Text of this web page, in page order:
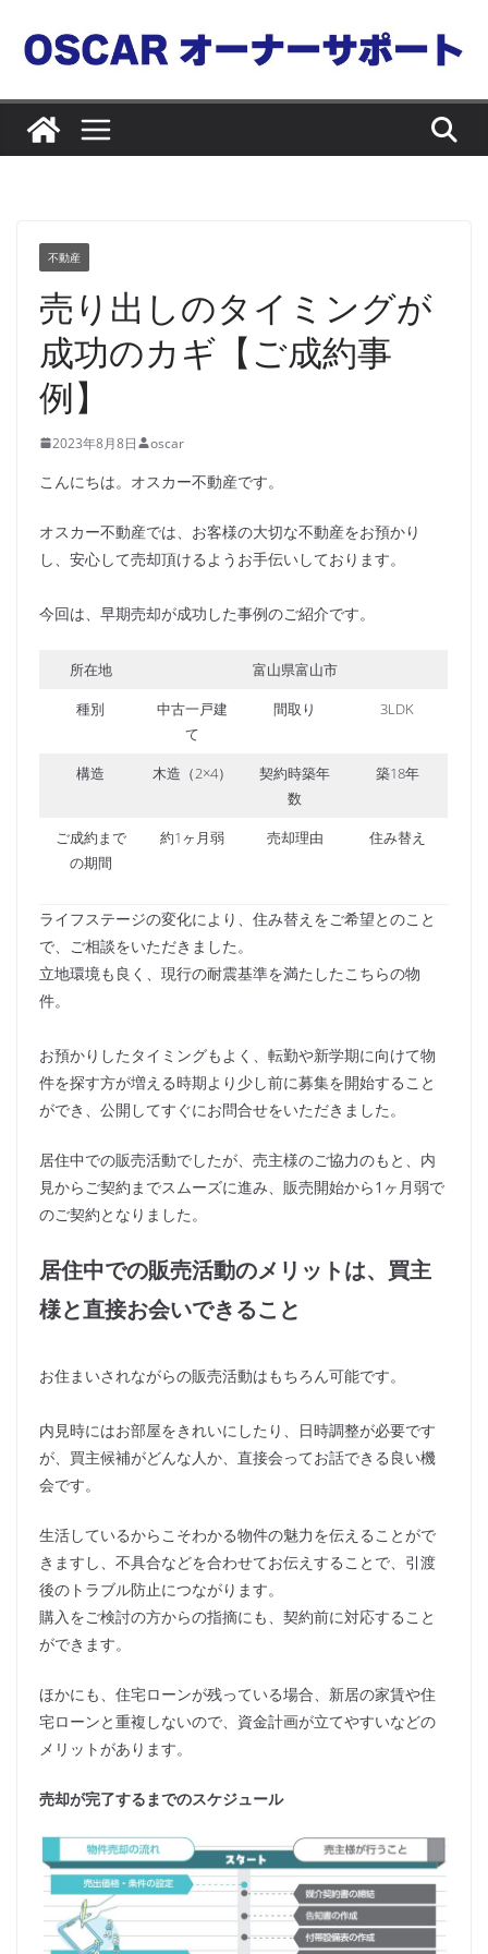
ン
不動産
売り出しのタイミングが
成功のカギ【ご成約事
例】
2023年8月8日 oscar
こんにちは。オスカー不動産です。
オスカー不動産では、お客様の大切な不動産をお預かり
し、安心して売却頂けるようお手伝いしております。
今回は、早期売却が成功した事例のご紹介です。
所在地
富山県富山市
種別
中古一戸建
て
間取り 3LDK
構造 木造（2×4）
契約時築年
数
築18年
ご成約まで
の期間
約1ヶ月弱 売却理由 住み替え
ライフステージの変化により、住み替えをご希望とのこと
で、ご相談をいただきました。
立地環境も良く、現行の耐震基準を満たしたこちらの物
件。
お預かりしたタイミングもよく、転勤や新学期に向けて物
件を探す方が増える時期より少し前に募集を開始すること
ができ、公開してすぐにお問合せをいただきました。
居住中での販売活動でしたが、売主様のご協力のもと、内
見からご契約までスムーズに進み、販売開始から1ヶ月弱で
のご契約となりました。
居住中での販売活動のメリットは、買主
様と直接お会いできること
お住まいされながらの販売活動はもちろん可能です。
内見時にはお部屋をきれいにしたり、日時調整が必要です
が、買主候補がどんな人か、直接会ってお話できる良い機
会です。
生活しているからこそわかる物件の魅力を伝えることがで
きますし、不具合などを合わせてお伝えすることで、引渡
後のトラブル防止につながります。
購入をご検討の方からの指摘にも、契約前に対応すること
ができます。
ほかにも、住宅ローンが残っている場合、新居の家賃や住
宅ローンと重複しないので、資金計画が立てやすいなどの
メリットがあります。
売却が完了するまでのスケジュール